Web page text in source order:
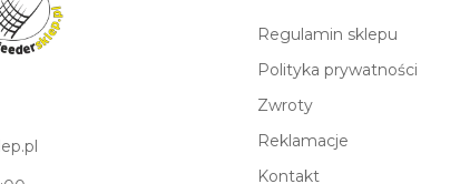
Regulamin sklepu
Polityka prywatności
Zwroty
Reklamacje
Kontakt